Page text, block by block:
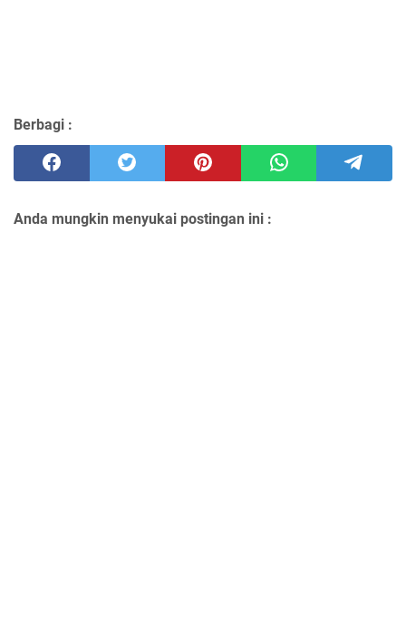
Berbagi :
Anda mungkin menyukai postingan ini :